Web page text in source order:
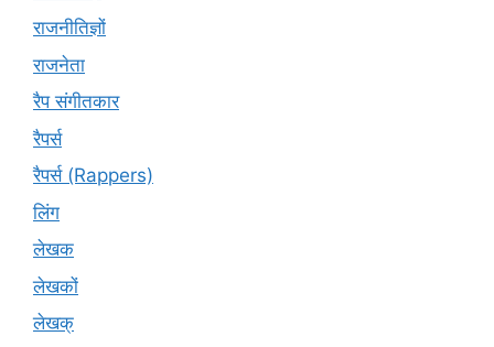
राजनीतिज्ञों
राजनेता
रैप संगीतकार
रैपर्स
रैपर्स (Rappers)
लिंग
लेखक
लेखकों
लेखक्